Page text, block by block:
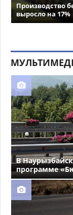
Производство
выросло на 17%
В
программе